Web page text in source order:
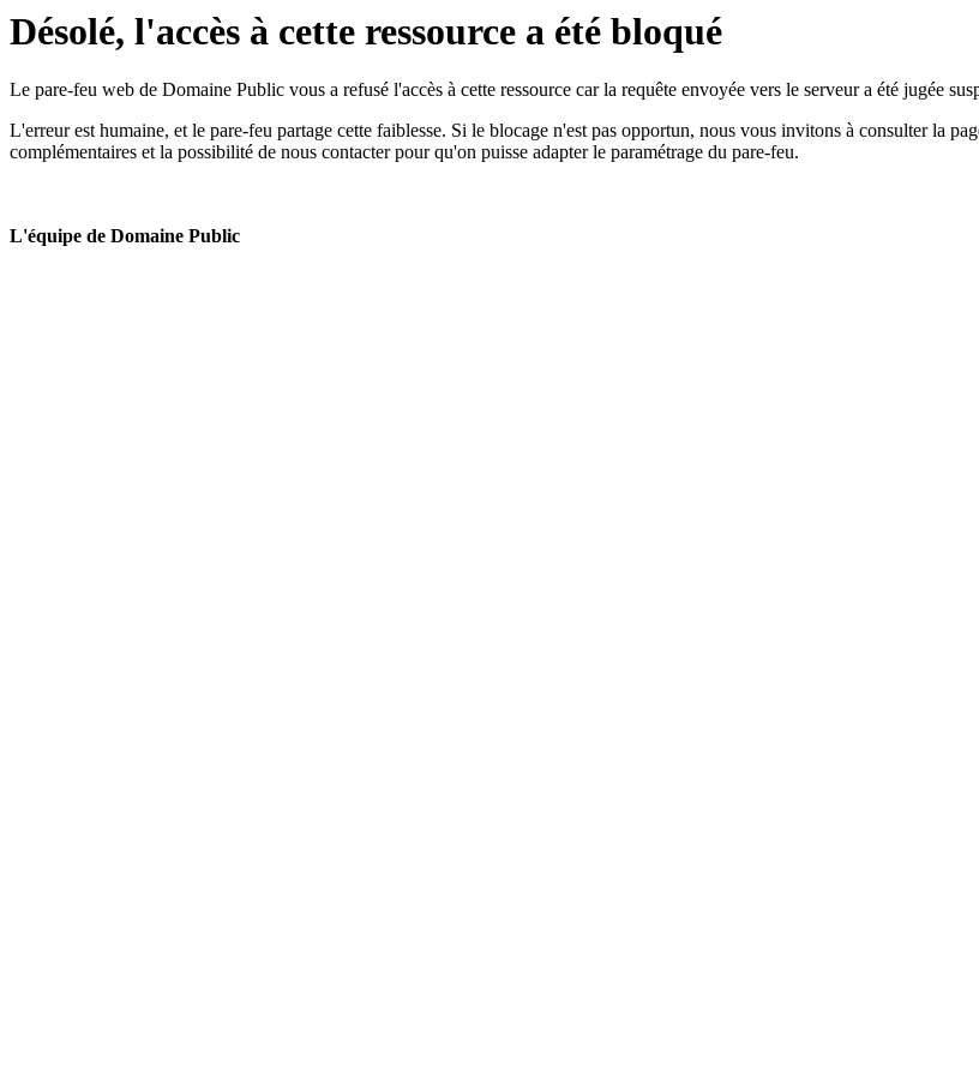
Désolé, l'accès à cette ressource a été bloqué
Le pare-feu web de Domaine Public vous a refusé l'accès à cette ressource car la requête envoyée vers le serveur a été jugée
L'erreur est humaine, et le pare-feu partage cette faiblesse. Si le blocage n'est pas opportun, nous vous invitons à consulter la
complémentaires et la possibilité de nous contacter pour qu'on puisse adapter le paramétrage du pare-feu.
L'équipe de Domaine Public